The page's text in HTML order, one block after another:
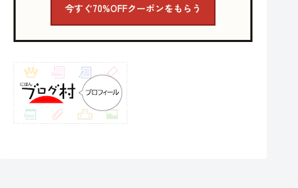
今すぐ70%OFFクーポンをもらう